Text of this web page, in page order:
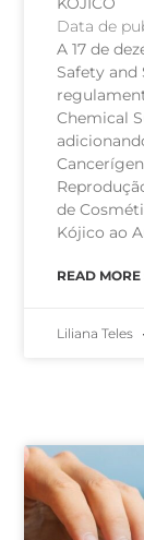
Data de
A 17 de
Safety and
Chemical
de
Kójico ao
READ MORE
Liliana Teles